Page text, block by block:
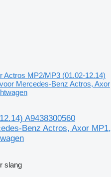
Actros MP2/MP3 (01.02-12.14)
Mercedes-Benz Actros, Axor
A9438300560
Benz Actros, Axor MP1,
slang